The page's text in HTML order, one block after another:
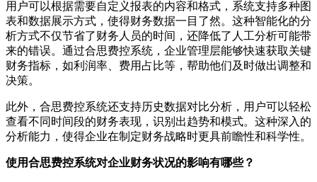
用户可以根据需要自定义报表的内容和格式，系统支持多种图
表和数据展示方式，使得财务数据一目了然。这种智能化的分
析方式不仅节省了财务人员的时间，还降低了人工分析可能带
来的错误。通过合思费控系统，企业管理层能够快速获取关键
财务指标，如利润率、费用占比等，帮助他们及时做出调整和
决策。
此外，合思费控系统还支持历史数据对比分析，用户可以轻松
查看不同时间段的财务表现，识别出趋势和模式。这种深入的
分析能力，使得企业在制定财务战略时更具前瞻性和科学性。
使用合思费控系统对企业财务状况的影响有哪些？